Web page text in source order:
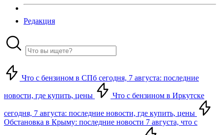
Редакция
Что с бензином в СПб сегодня, 7 августа: последние
новости, где купить, цены Что с бензином в Иркутске
сегодня, 7 августа: последние новости, где купить, цены
Обстановка в Крыму: последние новости 7 августа, что с